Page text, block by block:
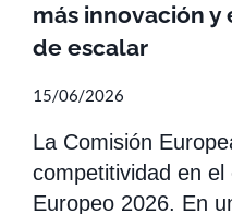
más innovación y
de escalar
15/06/2026
La Comisión
competitividad en
Europeo 2026. En